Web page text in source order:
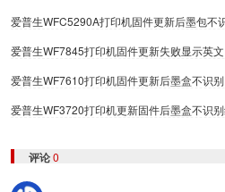
爱普生WFC5290A打印机固件更新后墨包不
爱普生WF7845打印机固件更新失败显示英
爱普生WF7610打印机固件更新后墨盒不识
爱普生WF3720打印机更新固件后墨盒不识
评论0